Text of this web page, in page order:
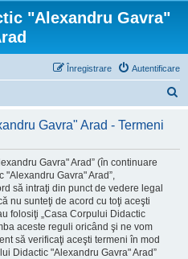
"Alexandru Gavra"
Autentificare
Înregistrare
t
Gavra" Arad - Termeni
Gavra" Arad” (în continuare
"Alexandru Gavra" Arad”,
să intraţi din punct de vedere legal
nu sunteţi de acord cu toţi aceşti
folosiţi „Casa Corpului Didactic
aceste reguli oricând şi ne vom
să verificaţi aceşti termeni în mod
Didactic "Alexandru Gavra" Arad”